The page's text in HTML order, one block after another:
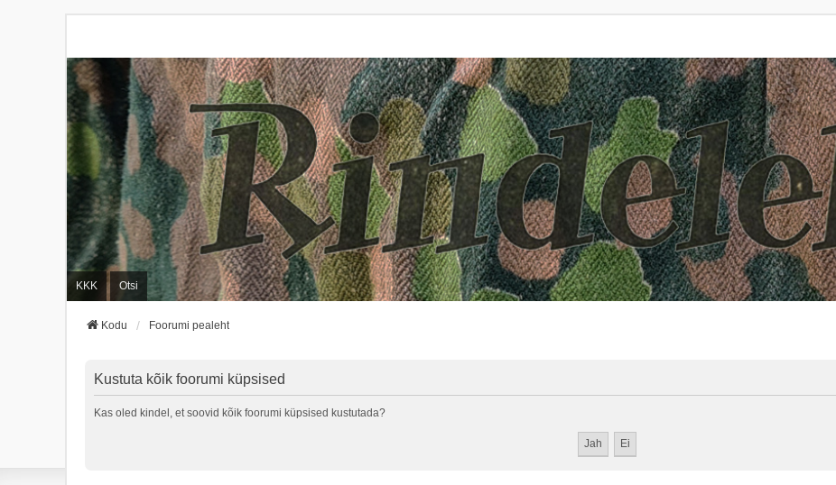
KKK Otsi
Kodu Foorumi pealeht
Kustuta kõik foorumi küpsised
Kas oled kindel, et soovid kõik foorumi küpsised kustutada?